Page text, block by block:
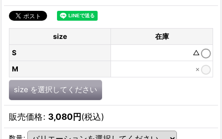
size
在庫
S
△
M
×
size を選択してください
販売価格: 3,080円(税込)